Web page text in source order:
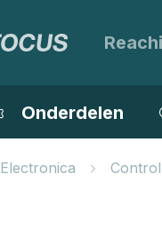
Onderdelen
Electronica